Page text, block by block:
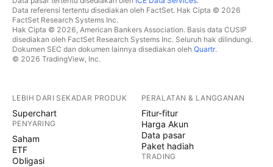
Data referensi tertentu disediakan oleh FactSet. Hak Cipta © 2026
FactSet Research Systems Inc.
Hak Cipta © 2026, American Bankers Association. Basis data CUSIP
disediakan oleh FactSet Research Systems Inc. Seluruh hak dilindungi.
Dokumen SEC dan dokumen lainnya disediakan oleh Quartr.
© 2026 TradingView, Inc.
LEBIH DARI SEKADAR PRODUK
Superchart
PENYARING
Saham
ETF
Obligasi
PERALATAN & LANGGANAN
Fitur-fitur
Harga Akun
Data pasar
Paket hadiah
TRADING